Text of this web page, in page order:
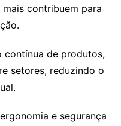
contribuem para
contínua de produtos,
setores, reduzindo o
e segurança